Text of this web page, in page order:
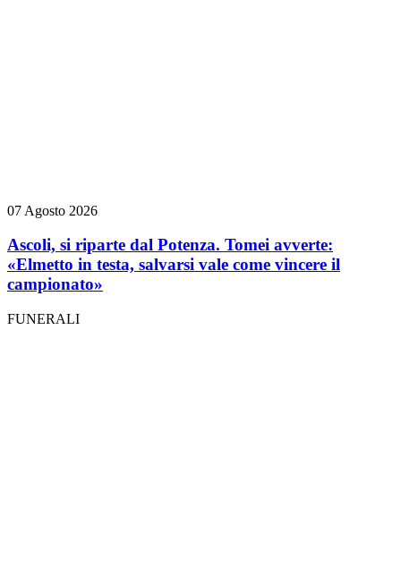
07 Agosto 2026
Ascoli, si riparte dal Potenza. Tomei avverte:
«Elmetto in testa, salvarsi vale come vincere il
campionato»
FUNERALI